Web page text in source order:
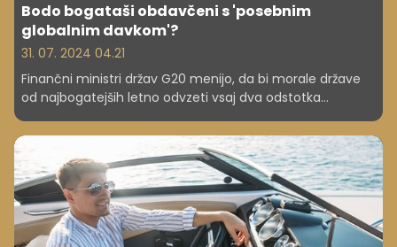
Bodo bogataši obdavčeni s 'posebnim
globalnim davkom'?
31. 07. 2024 04.21
Finančni ministri držav G20 menijo, da bi morale države
od najbogatejših letno odvzeti vsaj dva odstotka
njihovega premoženja. ZDA temu, pričakovano,
nasprotujejo.